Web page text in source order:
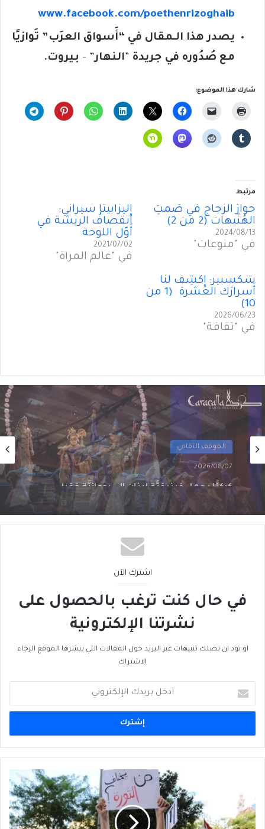
www.facebook.com/poethenrizoghaib
يصدر هذا الـمقال في “أَسواق العرَب” تَوازيًا
مع صُدُوره في جريدة “النهار” – بيروت.
شارك هذا الموضوع:
مرتبط
حوارُ الزجاج في صَمتِ
الهُنَيهات (2 من 2)
2024/08/13
في "منوعات"
إِليزابيتَّا سيراني:
انقصافُ الريشة في
أَوّل اللوحة
2021/07/02
في "عالم المرأة"
شكسبير: إِكشِف لنا
أَسرارَك العشرة (1 من
10)
2026/06/23
في "ثقافة"
ثقافة
2026/08/04
كيف إِرنست همنغواي غـيَّـرَ الأَدب الأَميركي (3 من
3)
اشترك الآن
في حال كنت ترغب بالحصول على
نشرتنا الإلكترونية
او تود ان تصلك تنبيهات عبر البريد حول المقالات التي ينشرها الموقع الرجاء
الاشتراك
بريدك
الإلكتروني
سويسرا